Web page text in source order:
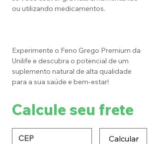
ou utilizando medicamentos.
Experimente o Feno Grego Premium da
Unilife e descubra o potencial de um
suplemento natural de alta qualidade
para a sua saúde e bem-estar!
Calcule seu frete
Calcular